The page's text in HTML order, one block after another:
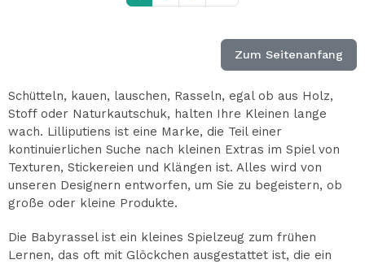
Zum Seitenanfang
Schütteln, kauen, lauschen, Rasseln, egal ob aus Holz,
Stoff oder Naturkautschuk, halten Ihre Kleinen lange
wach. Lilliputiens ist eine Marke, die Teil einer
kontinuierlichen Suche nach kleinen Extras im Spiel von
Texturen, Stickereien und Klängen ist. Alles wird von
unseren Designern entworfen, um Sie zu begeistern, ob
große oder kleine Produkte.
Die Babyrassel ist ein kleines Spielzeug zum frühen
Lernen, das oft mit Glöckchen ausgestattet ist, die ein